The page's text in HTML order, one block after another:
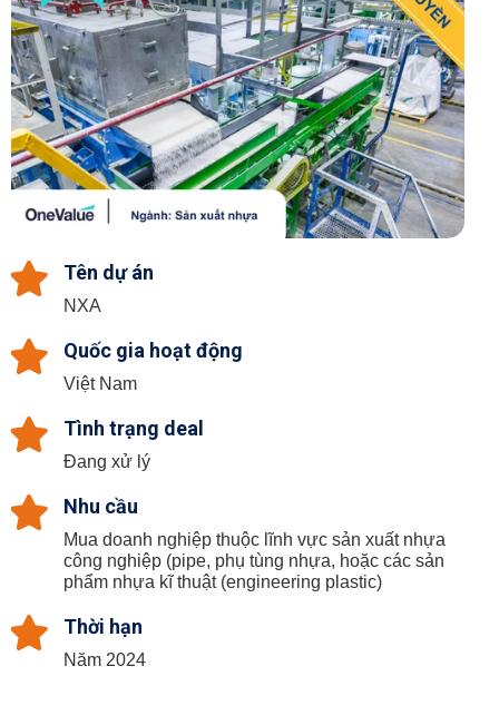
Tên dự án
NXA
Quốc gia hoạt động
Việt Nam
Tình trạng deal
Đang xử lý
Nhu cầu
Mua doanh nghiệp thuộc lĩnh vực sản xuất nhựa
công nghiệp (pipe, phụ tùng nhựa, hoặc các sản
phẩm nhựa kĩ thuật (engineering plastic)
Thời hạn
Năm 2024